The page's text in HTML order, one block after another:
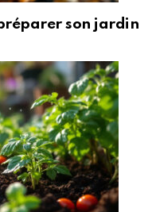
son jardin